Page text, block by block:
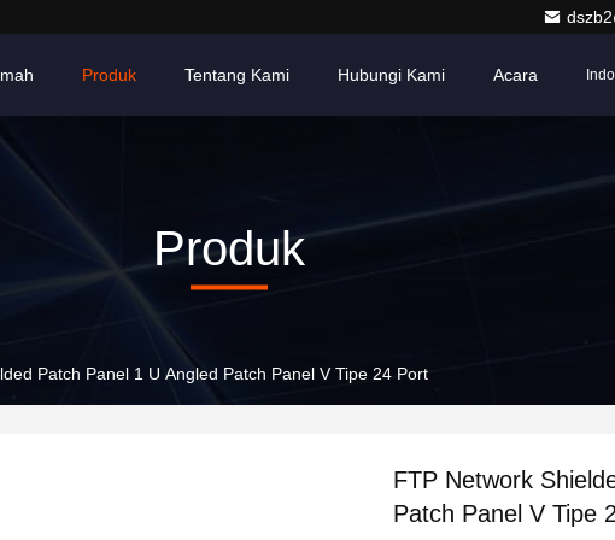
Produk Tentang Kami Hubungi Kami Acara
Produk
Patch Panel 1 U Angled Patch Panel V Tipe 24 Port
FTP Network
Patch Panel V Tipe